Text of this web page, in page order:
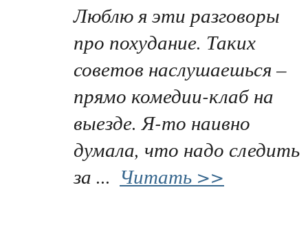
Люблю я эти разговоры
про похудание. Таких
советов наслушаешься –
прямо комедии-клаб на
выезде. Я-то наивно
думала, что надо следить
за ... Читать >>